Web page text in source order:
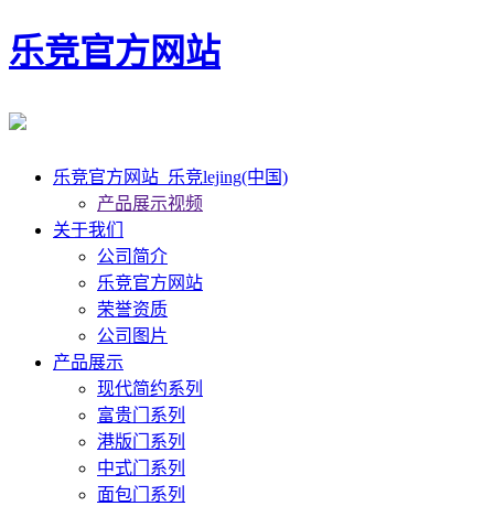
乐竞官方网站
乐竞官方网站_乐竞lejing(中国)
产品展示视频
关于我们
公司简介
乐竞官方网站
荣誉资质
公司图片
产品展示
现代简约系列
富贵门系列
港版门系列
中式门系列
面包门系列